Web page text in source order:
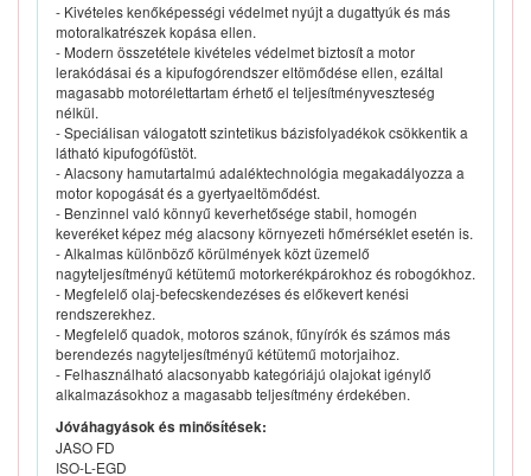
- Kivételes kenőképességi védelmet nyújt a dugattyúk és más
motoralkatrészek kopása ellen.
- Modern összetétele kivételes védelmet biztosít a motor
lerakódásai és a kipufogórendszer eltömődése ellen, ezáltal
magasabb motorélettartam érhető el teljesítményveszteség
nélkül.
- Speciálisan válogatott szintetikus bázisfolyadékok csökkentik a
látható kipufogófüstöt.
- Alacsony hamutartalmú adaléktechnológia megakadályozza a
motor kopogását és a gyertyaeltömődést.
- Benzinnel való könnyű keverhetősége stabil, homogén
keveréket képez még alacsony környezeti hőmérséklet esetén is.
- Alkalmas különböző körülmények közt üzemelő
nagyteljesítményű kétütemű motorkerékpárokhoz és robogókhoz.
- Megfelelő olaj-befecskendezéses és előkevert kenési
rendszerekhez.
- Megfelelő quadok, motoros szánok, fűnyírók és számos más
berendezés nagyteljesítményű kétütemű motorjaihoz.
- Felhasználható alacsonyabb kategóriájú olajokat igénylő
alkalmazásokhoz a magasabb teljesítmény érdekében.
Jóváhagyások és minősítések:
JASO FD
ISO-L-EGD